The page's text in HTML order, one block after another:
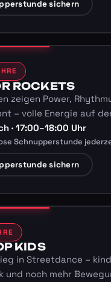
sichern
ROCKETS
zeigen Power,
– volle Energie auf
· 17:00–18:00 Uhr
Schnupperstunde
sichern
KIDS
in Streetdance –
und noch mehr